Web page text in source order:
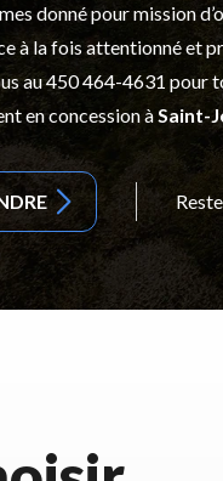
donné pour mission
à la fois attentionné et
au450 464-4631 pour
en concession àSaint-